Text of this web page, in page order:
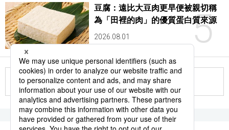
5
豆腐：遠比大豆肉更早便被親切稱
為「田裡的肉」的優質蛋白質來源
2026.08.01
更多